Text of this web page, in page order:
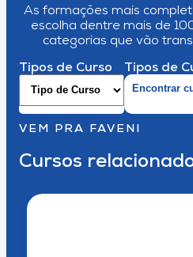
As formações mais
escolha dentre mais de
categorias que vão
Tipos de Curso Tipos de
VEM PRA FAVENI
Cursos